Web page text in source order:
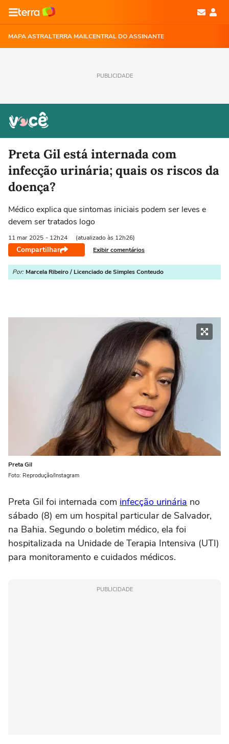
MAPA ASTRALTERRA MAILCENTRAL DO ASSINANTE
PUBLICIDADE
Preta Gil está internada com
infecção urinária; quais os riscos da
doença?
Médico explica que sintomas iniciais podem ser leves e
devem ser tratados logo
11 mar 2025 - 12h24 (atualizado às 12h26)
Compartilhar Exibir comentários
Por: Marcela Ribeiro / Licenciado de Simples Conteudo
Preta Gil
Foto: Reprodução/Instagram
Preta Gil foi internada com infecção urinária no
sábado (8) em um hospital particular de Salvador,
na Bahia. Segundo o boletim médico, ela foi
hospitalizada na Unidade de Terapia Intensiva (UTI)
para monitoramento e cuidados médicos.
PUBLICIDADE